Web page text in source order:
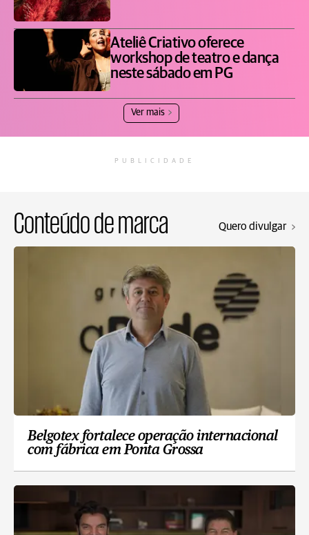
Ateliê Criativo oferece
workshop de teatro e dança
neste sábado em PG
Ver mais
PUBLICIDADE
Conteúdo de marca Quero divulgar
Belgotex fortalece operação internacional
com fábrica em Ponta Grossa